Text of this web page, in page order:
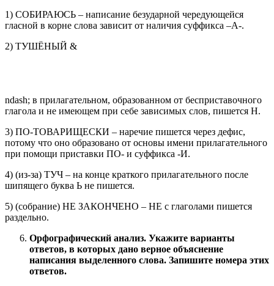
1) СОБИРАЮСЬ – написание безударной чередующейся
гласной в корне слова зависит от наличия суффикса –А-.
2) ТУШЁНЫЙ &
ndash; в прилагательном, образованном от бесприставочного
глагола и не имеющем при себе зависимых слов, пишется Н.
3) ПО-ТОВАРИЩЕСКИ – наречие пишется через дефис,
потому что оно образовано от основы имени прилагательного
при помощи приставки ПО- и суффикса -И.
4) (из-за) ТУЧ – на конце краткого прилагательного после
шипящего буква Ь не пишется.
5) (собрание) НЕ ЗАКОНЧЕНО – НЕ с глаголами пишется
раздельно.
Орфографический анализ. Укажите варианты
ответов, в которых дано верное объяснение
написания выделенного слова. Запишите номера этих
ответов.